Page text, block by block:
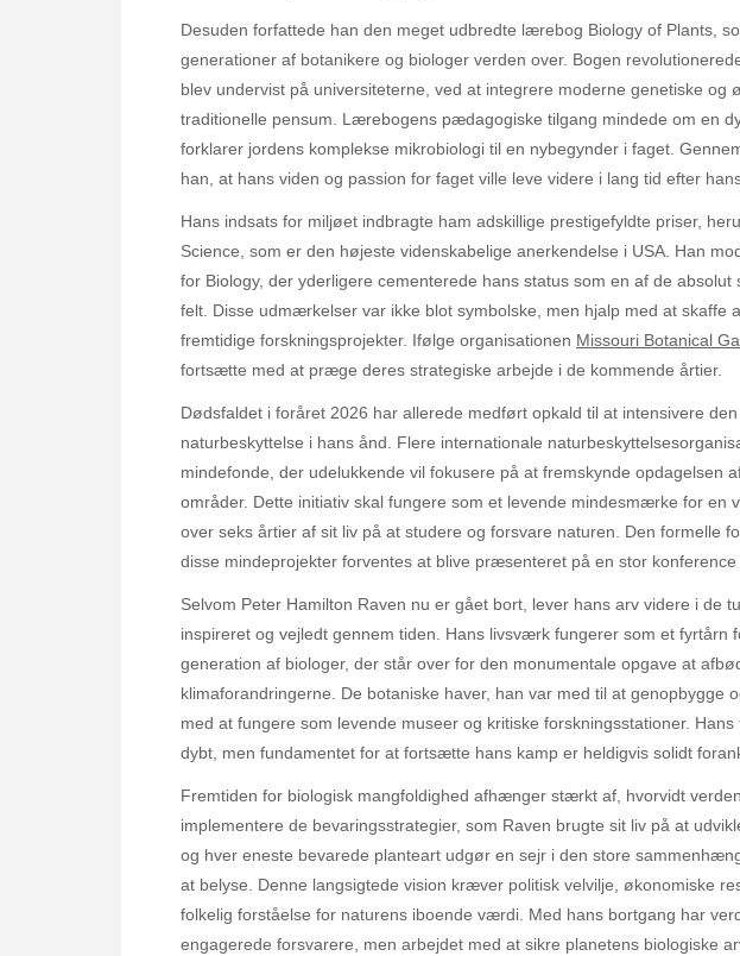
Desuden forfattede han den meget udbredte lærebog Biology of Plants,
generationer af botanikere og biologer verden over. Bogen
blev undervist på universiteterne, ved at integrere moderne genetiske og
traditionelle pensum. Lærebogens pædagogiske tilgang mindede om en
forklarer jordens komplekse mikrobiologi til en nybegynder i faget.
han, at hans viden og passion for faget ville leve videre i lang tid efter
Hans indsats for miljøet indbragte ham adskillige prestigefyldte priser,
Science, som er den højeste videnskabelige anerkendelse i USA. Han
for Biology, der yderligere cementerede hans status som en af de
felt. Disse udmærkelser var ikke blot symbolske, men hjalp med at skaffe
fremtidige forskningsprojekter. Ifølge organisationen Missouri Botanical
fortsætte med at præge deres strategiske arbejde i de kommende årtier.
Dødsfaldet i foråret 2026 har allerede medført opkald til at intensivere
naturbeskyttelse i hans ånd. Flere internationale
mindefonde, der udelukkende vil fokusere på at fremskynde opdagelsen
områder. Dette initiativ skal fungere som et levende mindesmærke for en
over seks årtier af sit liv på at studere og forsvare naturen. Den formelle
disse mindeprojekter forventes at blive præsenteret på en stor konference
Selvom Peter Hamilton Raven nu er gået bort, lever hans arv videre i de
inspireret og vejledt gennem tiden. Hans livsværk fungerer som et fyrtårn
generation af biologer, der står over for den monumentale opgave at
klimaforandringerne. De botaniske haver, han var med til at genopbygge
med at fungere som levende museer og kritiske forskningsstationer.
dybt, men fundamentet for at fortsætte hans kamp er heldigvis solidt
Fremtiden for biologisk mangfoldighed afhænger stærkt af, hvorvidt
implementere de bevaringsstrategier, som Raven brugte sit liv på at
og hver eneste bevarede planteart udgør en sejr i den store
at belyse. Denne langsigtede vision kræver politisk velvilje, økonomiske
folkelig forståelse for naturens iboende værdi. Med hans bortgang har
engagerede forsvarere, men arbejdet med at sikre planetens biologiske